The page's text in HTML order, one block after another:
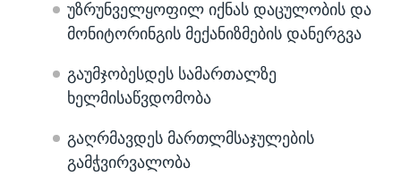
უზრუნველყოფილ იქნას დაცულობის და
მონიტორინგის მექანიზმების დანერგვა
გაუმჯობესდეს სამართალზე
ხელმისაწვდომობა
გაღრმავდეს მართლმსაჯულების
გამჭვირვალობა